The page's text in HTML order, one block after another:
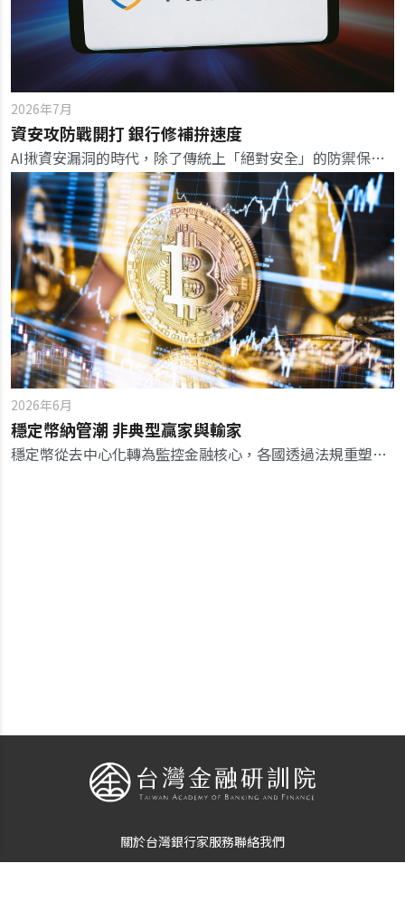
2026年7月
資安攻防戰開打 銀行修補拚速度
AI揪資安漏洞的時代，除了傳統上「絕對安全」的防禦保證已不再牢靠，金融機構的安全決定關鍵，更在於「修補與復原的韌性速度」。
2026年6月
穩定幣納管潮 非典型贏家與輸家
穩定幣從去中心化轉為監控金融核心，各國透過法規重塑數位主權，預防金融風險。
關於台灣銀行家服務聯絡我們